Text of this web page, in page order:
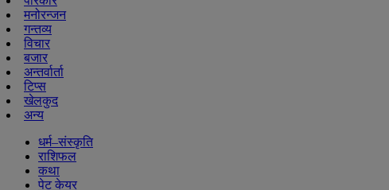
मनोरन्जन
गन्तव्य
विचार
बजार
अन्तर्वार्ता
टिप्स
खेलकुद
अन्य
धर्म–संस्कृति
राशिफल
कथा
पेट केयर